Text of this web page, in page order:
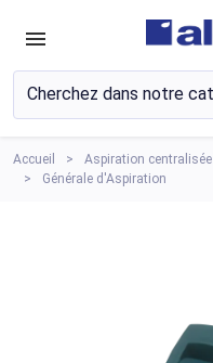
Accueil Aspiration centralisée
Générale d'Aspiration